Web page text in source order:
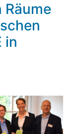
Räume
in